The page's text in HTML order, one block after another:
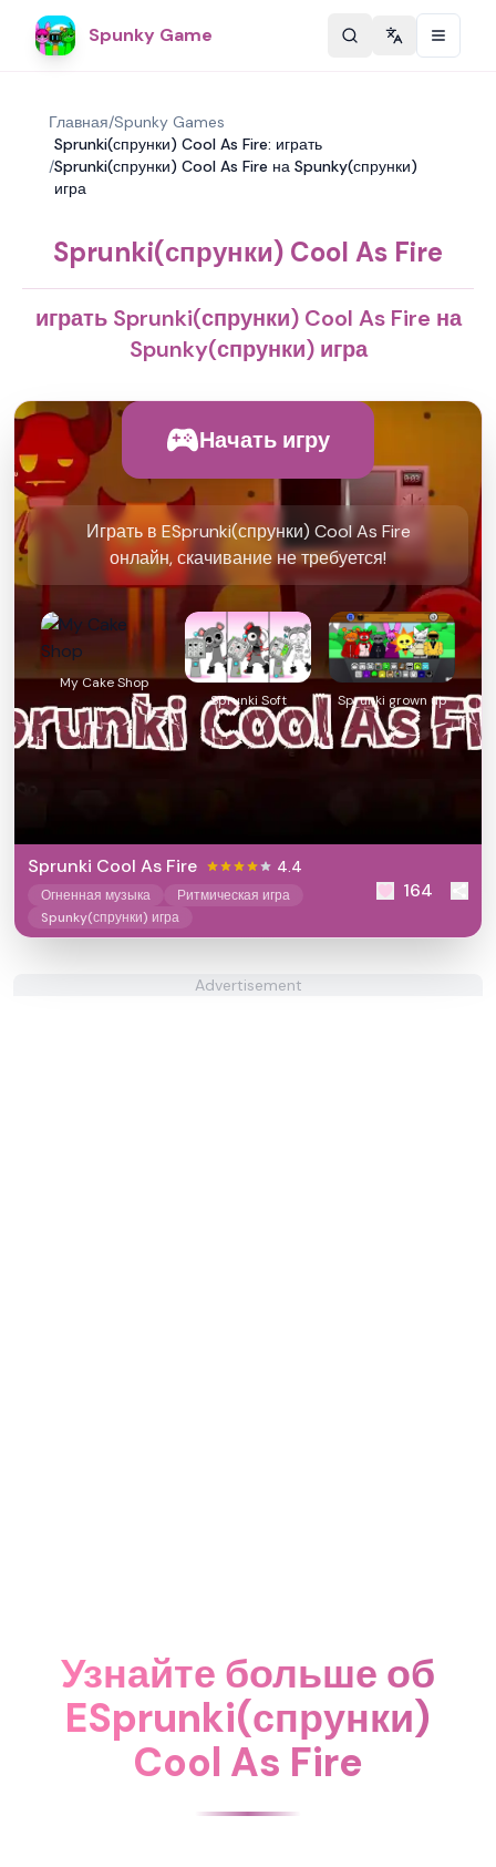
Spunky Game Change
Главная/Spunky Games
/
Sprunki(спрунки) Cool As Fire: играть
Sprunki(спрунки) Cool As Fire на Spunky(спрунки)
игра
Sprunki(спрунки) Cool As Fire
играть Sprunki(спрунки) Cool As Fire на
Spunky(спрунки) игра
Начать игру
Играть в ESprunki(спрунки) Cool As Fire
онлайн, скачивание не требуется!
My Cake Shop
Sprunki Soft
Sprunki grown up
Sprunki Cool As Fire 4.4
Огненная музыка
Ритмическая игра
Spunky(спрунки) игра
164
Advertisement
Узнайте больше об
ESprunki(спрунки)
Cool As Fire